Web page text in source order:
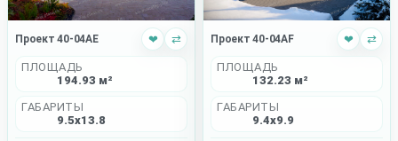
Проект 40-04AE ❤ ⇄
ПЛОЩАДЬ
194.93 м²
ГАБАРИТЫ
9.5x13.8
Проект 40-04AF ❤ ⇄
ПЛОЩАДЬ
132.23 м²
ГАБАРИТЫ
9.4x9.9